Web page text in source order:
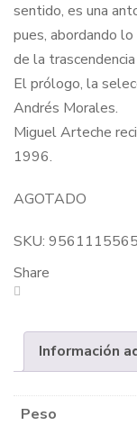
sentido, es una
pues, abordando
de la
El prólogo, la
Andrés Morales.
Miguel Arteche
1996.
AGOTADO
SKU: 9561115565
Share
Información
Peso